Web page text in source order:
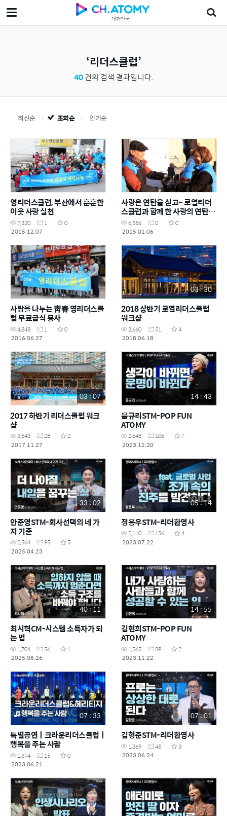
대한민국
리더스클럽
40건의 검색 결과입니다.
최신순 조회순 인기순
영리더스클럽, 부산에서 훈훈한
이웃 사랑 실천
7,320 1
0
2015.12.07
사랑은 연탄을 싣고~ 로열리더
스클럽과 함께 한 사랑의 연탄배
달6,586 0
0
2015.01.06
사랑을 나누는 靑春 영리더스클
럽 무료급식 봉사
4,848 1
0
2016.06.27
03 : 30
2018 상반기 로열리더스클럽
워크샵
3,660 51
4
2018.06.18
03 : 07
2017 하반기 리더스클럽 워크
샵
3,543 28
2
2017.11.27
14 : 43
음규리STM-POP FUN
ATOMY
2,648 106
7
2023.12.20
33 : 02
안준영STM-회사선택의 네 가
지 기준
2,564 95
5
2025.04.23
05 : 14
정용우STM-리더환영사
2,110 156
4
2023.07.22
40 : 11
최시혁CM-시스템 소득자가 되
는 법
1,704 56
1
2025.08.26
14 : 55
김현희STM-POP FUN
ATOMY
1,565 39
2
2023.11.22
07 : 33
특별공연ㅣ크라운리더스클럽ㅣ
행복을 주는 사람
1,374 15
0
2023.06.21
07 : 01
김형준STM-리더환영사
1,369 45
3
2023.06.24